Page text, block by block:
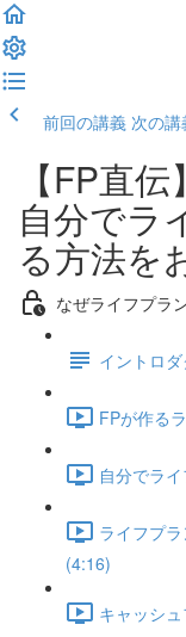
前回の講義 次の講
【FP直
自分でラ
る方法を
なぜライフプラ
イントロ
FPが作る
自分でラ
ライフプ
(4:16)
キャッシ